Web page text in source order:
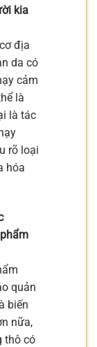
kia
địa
da có
cảm
là
là tác
rõ loại
hóa
quản
biến
nữa,
thô có